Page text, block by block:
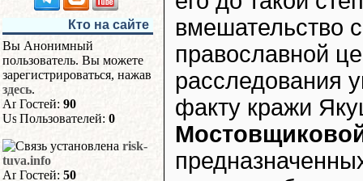
Кто на сайте
Вы Анонимный
пользователь. Вы можете
зарегистрироваться, нажав
здесь.
Гостей: 90
Пользователей: 0
risk-
tuva.info
Гостей: 50
вмешательство
православной
расследования
факту кражи